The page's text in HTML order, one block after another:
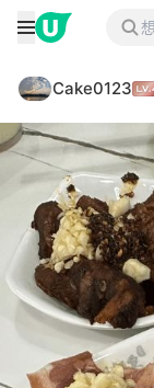
Cake0123